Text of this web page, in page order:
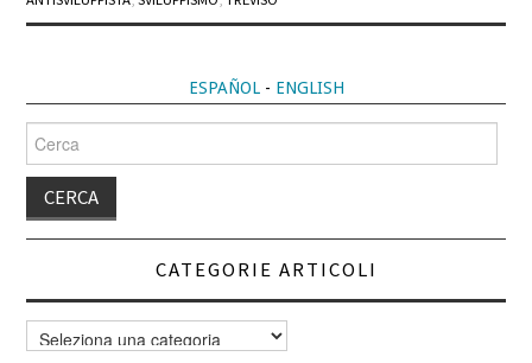
ESPAÑOL- ENGLISH
Cerca
per:
CATEGORIE ARTICOLI
Categorie
articoli